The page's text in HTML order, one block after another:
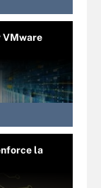
VMware
la